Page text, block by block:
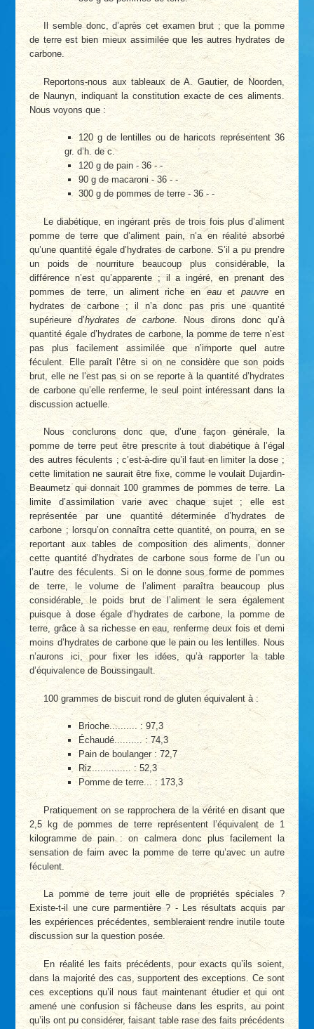
Il semble donc, d’après cet examen brut ; que la pomme
de terre est bien mieux assimilée que les autres hydrates de
carbone.
Reportons-nous aux tableaux de A. Gautier, de Noorden,
de Naunyn, indiquant la constitution exacte de ces aliments.
Nous voyons que :
120 g de lentilles ou de haricots représentent 36
gr. d’h. de c.
120 g de pain - 36 - -
90 g de macaroni - 36 - -
300 g de pommes de terre - 36 - -
Le diabétique, en ingérant près de trois fois plus d’aliment
pomme de terre que d’aliment pain, n’a en réalité absorbé
qu’une quantité égale d’hydrates de carbone. S’il a pu prendre
un poids de nourriture beaucoup plus considérable, la
différence n’est qu’apparente ; il a ingéré, en prenant des
pommes de terre, un aliment riche eneauet pauvre en
hydrates de carbone ; il n’a donc pas pris une quantité
supérieure d’hydrates de carbone . Nous dirons donc qu’à
quantité égale d’hydrates de carbone, la pomme de terre n’est
pas plus facilement assimilée que n’importe quel autre
féculent. Elle paraît l’être si on ne considère que son poids
brut, elle ne l’est pas si on se reporte à la quantité d’hydrates
de carbone qu’elle renferme, le seul point intéressant dans la
discussion actuelle.
Nous conclurons donc que, d’une façon générale, la
pomme de terre peut être prescrite à tout diabétique à l’égal
des autres féculents ; c’est-à-dire qu’il faut en limiter la dose ;
cette limitation ne saurait être fixe, comme le voulait Dujardin-
Beaumetz qui donnait 100 grammes de pommes de terre. La
limite d’assimilation varie avec chaque sujet ; elle est
représentée par une quantité déterminée d’hydrates de
carbone ; lorsqu’on connaîtra cette quantité, on pourra, en se
reportant aux tables de composition des aliments, donner
cette quantité d’hydrates de carbone sous forme de l’un ou
l’autre des féculents. Si on le donne sous forme de pommes
de terre, le volume de l’aliment paraîtra beaucoup plus
considérable, le poids brut de l’aliment le sera également
puisque à dose égale d’hydrates de carbone, la pomme de
terre, grâce à sa richesse en eau, renferme deux fois et demi
moins d’hydrates de carbone que le pain ou les lentilles. Nous
n’aurons ici, pour fixer les idées, qu’à rapporter la table
d’équivalence de Boussingault.
100 grammes de biscuit rond de gluten équivalent à :
Brioche.......... : 97,3
Échaudé.......... : 74,3
Pain de boulanger : 72,7
Riz.............. : 52,3
Pomme de terre... : 173,3
Pratiquement on se rapprochera de la vérité en disant que
2,5 kg de pommes de terre représentent l’équivalent de 1
kilogramme de pain : on calmera donc plus facilement la
sensation de faim avec la pomme de terre qu’avec un autre
féculent.
La pomme de terre jouit elle de propriétés spéciales ?
Existe-t-il une cure parmentière ? - Les résultats acquis par
les expériences précédentes, sembleraient rendre inutile toute
discussion sur la question posée.
En réalité les faits précédents, pour exacts qu’ils soient,
dans la majorité des cas, supportent des exceptions. Ce sont
ces exceptions qu’il nous faut maintenant étudier et qui ont
amené une confusion si fâcheuse dans les esprits, au point
qu’ils ont pu considérer, faisant table rase des faits précédents